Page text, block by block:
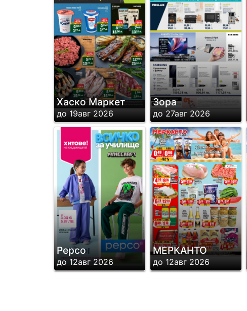
Хаско Маркет
до 19авг 2026
Зора
до 27авг 2026
Pepco
до 12авг 2026
МЕРКАНТО
до 12авг 2026